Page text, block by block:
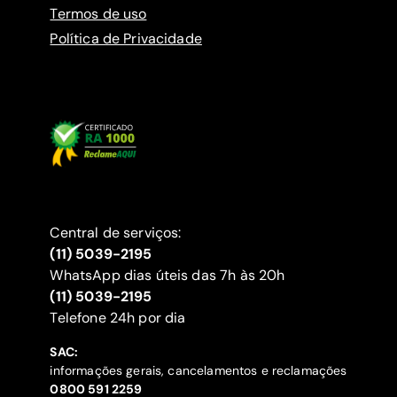
Termos de uso
Política de Privacidade
Central de serviços:
(11) 5039-2195
WhatsApp dias úteis das 7h às 20h
(11) 5039-2195
‍Telefone 24h por dia
SAC:
informações gerais, cancelamentos e reclamações
‍0800 591 2259